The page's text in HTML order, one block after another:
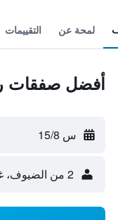
لمحة عن التقييمات
أفضل صفقات
س 15/8
2 من الضيوف، غرفة واحدة